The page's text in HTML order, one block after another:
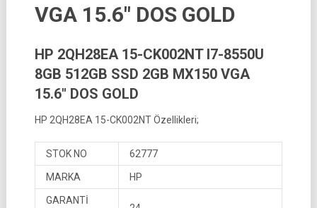
VGA 15.6″ DOS GOLD
HP 2QH28EA 15-CK002NT I7-8550U
8GB 512GB SSD 2GB MX150 VGA
15.6″ DOS GOLD
HP 2QH28EA 15-CK002NT Özellikleri;
STOK NO 62777
MARKA HP
GARANTİ